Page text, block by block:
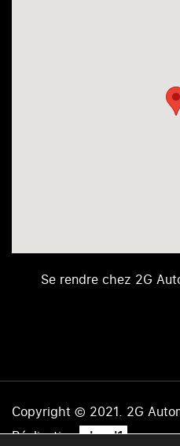
Se rendre chez 2G
Copyright © 2021. 2G
Réalisation .level1